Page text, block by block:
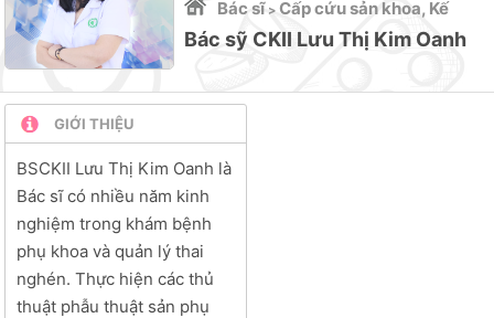
Bác sĩ >Cấp cứu sản khoa, Kế
lấy thai, Phẫu thuật nội soi, Phụ
khoa, Quản lý thai nghén
Bác sỹ CKII Lưu Thị Kim Oanh
GIỚI THIỆU
BSCKII Lưu Thị Kim Oanh là
Bác sĩ có nhiều năm kinh
nghiệm trong khám bệnh
phụ khoa và quản lý thai
nghén. Thực hiện các thủ
thuật phẫu thuật sản phụ